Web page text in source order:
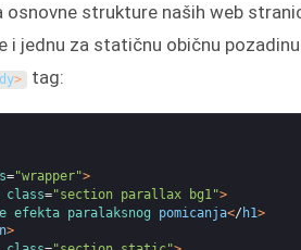
osnovne strukture naših web
i jednu za statičnu običnu
> tag:
="wrapper">
class="section parallax bg1">
efekta paralaksnog pomicanja</ h1>
>